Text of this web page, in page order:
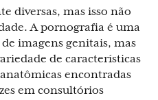
diversas, mas isso não
A pornografia é uma
imagens genitais, mas
de características
encontradas
em consultórios